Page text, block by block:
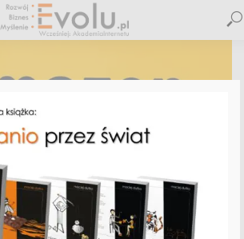
SPONSOROWANE I GOŚCINNE, E-BIZNES
na Amazon! [artykuł
promocyjny]